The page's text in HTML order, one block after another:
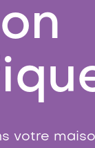
votre